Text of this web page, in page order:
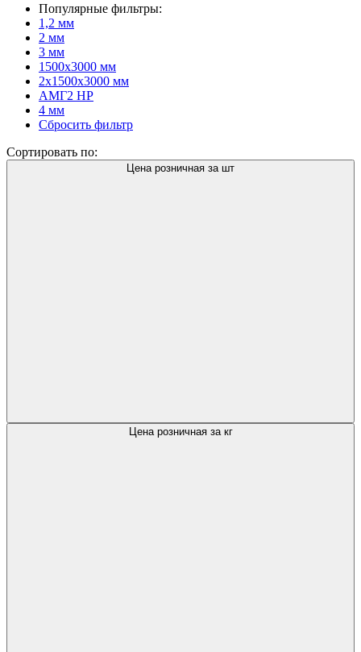
Популярные фильтры:
1,2 мм
2 мм
3 мм
1500х3000 мм
2х1500х3000 мм
АМГ2 НР
4 мм
Сбросить фильтр
Сортировать по:
Цена розничная за шт
Цена розничная за кг